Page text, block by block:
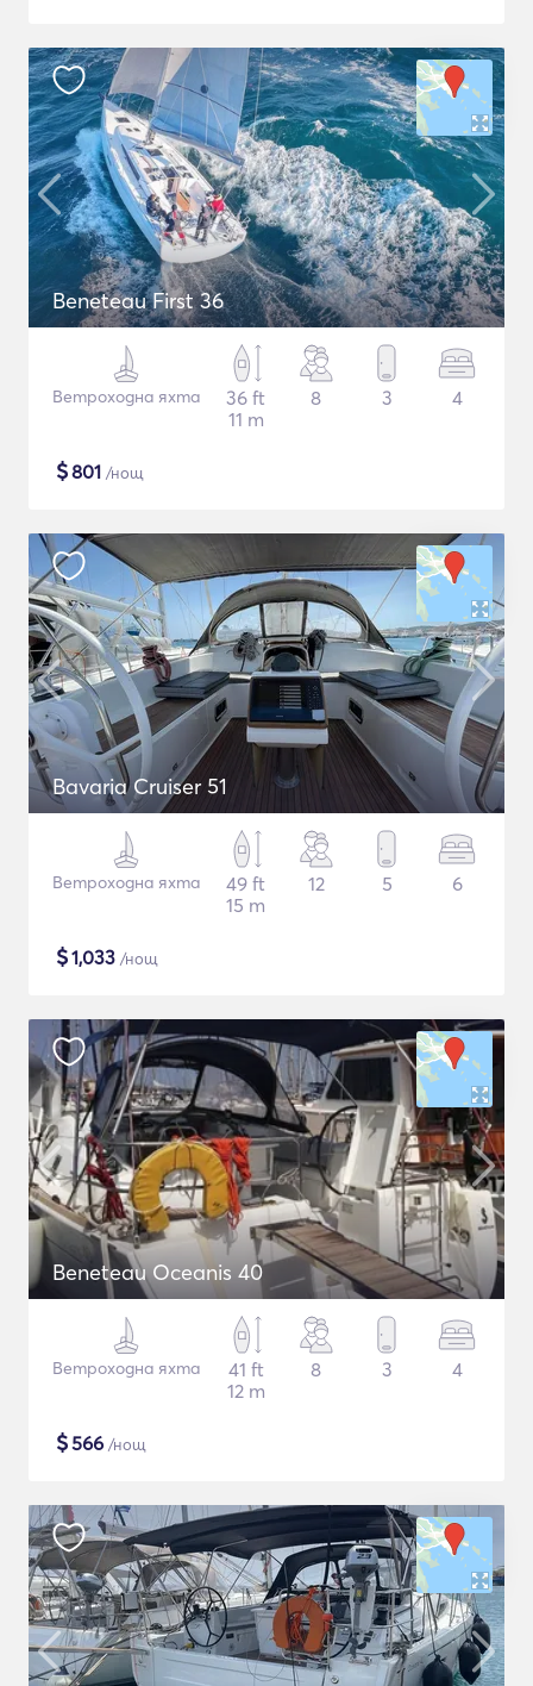
Beneteau First 36
Ветроходна яхта
36 ft
11 m
8 3 4
$801 /нощ
Bavaria Cruiser 51
Ветроходна яхта
49 ft
15 m
12 5 6
$1,033 /нощ
Beneteau Oceanis 40
Ветроходна яхта
41 ft
12 m
8 3 4
$566 /нощ